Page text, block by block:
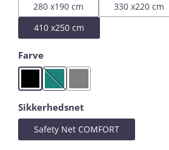
280 x190 cm
330 x220 cm
410 x250 cm
Select
Farve
Black Green
(This option is currently
Select
Sikkerhedsnet
Safety Net COMFORT